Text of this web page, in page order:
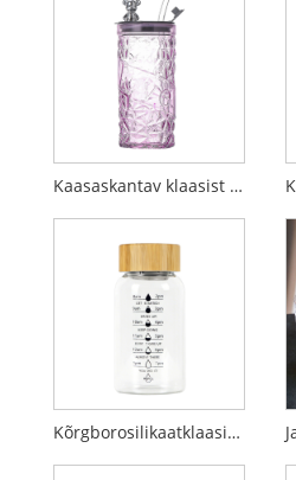
Kaasaskantav klaasist veetass karu kaane ja õlgedega
Kõrgborosilikaatklaasist tass ajamärgistusega